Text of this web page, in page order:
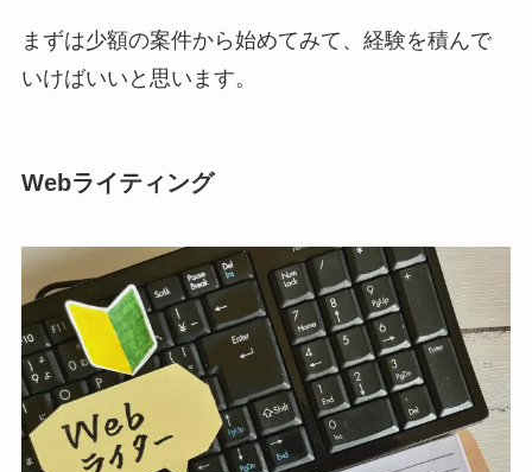
まずは少額の案件から始めてみて、経験を積んで
いけばいいと思います。
Webライティング